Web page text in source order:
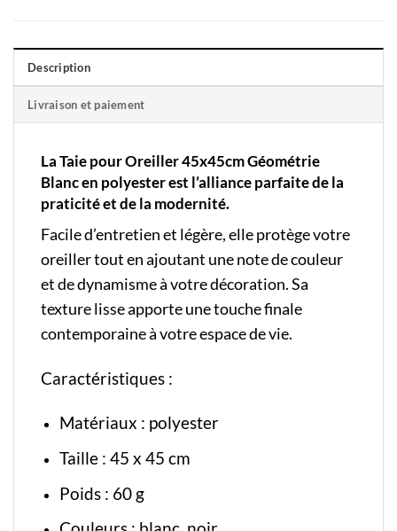
Description
Livraison et paiement
La Taie pour Oreiller 45x45cm Géométrie
Blanc en polyester est l’alliance parfaite de la
praticité et de la modernité.
Facile d’entretien et légère, elle protège votre
oreiller tout en ajoutant une note de couleur
et de dynamisme à votre décoration. Sa
texture lisse apporte une touche finale
contemporaine à votre espace de vie.
Caractéristiques :
Matériaux : polyester
Taille : 45 x 45 cm
Poids : 60 g